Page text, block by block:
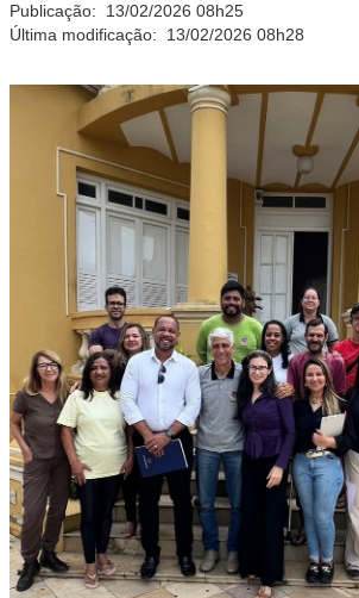
Publicação: 13/02/2026 08h25
Última modificação: 13/02/2026 08h28